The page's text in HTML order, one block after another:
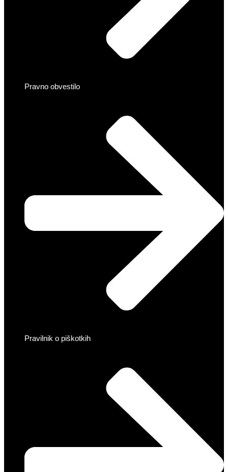
Pravno obvestilo
Pravilnik o piškotkih